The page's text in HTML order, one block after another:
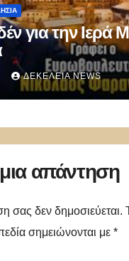
για την Ιερά
ΔΕΚΈΛΕΙΑ NEWS
απάντηση
σας δεν δημοσιεύεται.
σημειώνονται με *